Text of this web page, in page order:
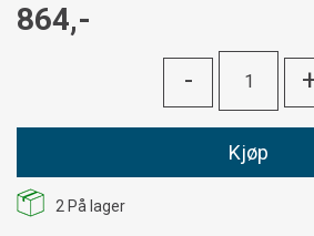
864,-
-
Kjøp
2 På lager